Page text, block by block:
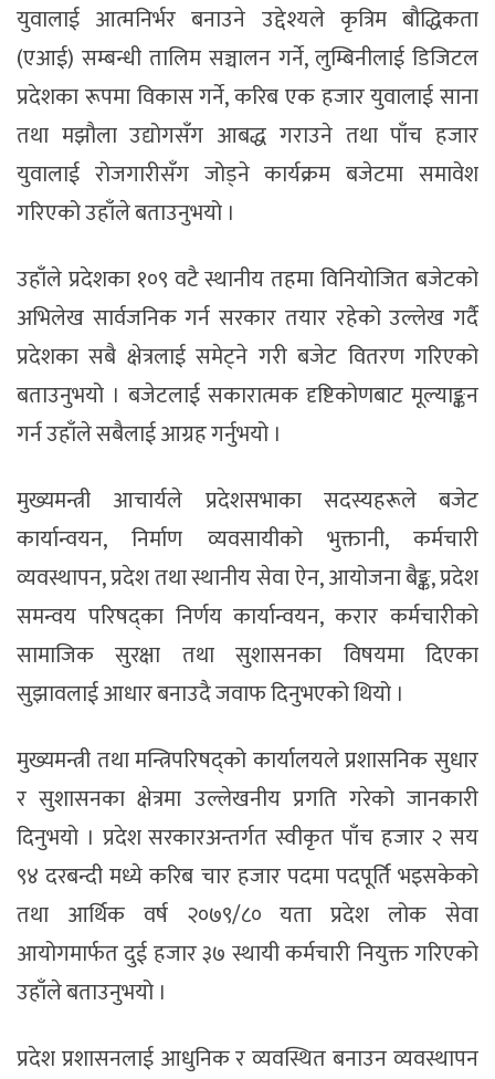
युवालाई आत्मनिर्भर बनाउने उद्देश्यले कृत्रिम बौद्धिकता
(एआई) सम्बन्धी तालिम सञ्चालन गर्ने, लुम्बिनीलाई डिजिटल
प्रदेशका रूपमा विकास गर्ने, करिब एक हजार युवालाई साना
तथा मझौला उद्योगसँग आबद्ध गराउने तथा पाँच हजार
युवालाई रोजगारीसँग जोड्ने कार्यक्रम बजेटमा समावेश
गरिएको उहाँले बताउनुभयो ।
उहाँले प्रदेशका १०९ वटै स्थानीय तहमा विनियोजित बजेटको
अभिलेख सार्वजनिक गर्न सरकार तयार रहेको उल्लेख गर्दै
प्रदेशका सबै क्षेत्रलाई समेट्ने गरी बजेट वितरण गरिएको
बताउनुभयो । बजेटलाई सकारात्मक दृष्टिकोणबाट मूल्याङ्कन
गर्न उहाँले सबैलाई आग्रह गर्नुभयो ।
मुख्यमन्त्री आचार्यले प्रदेशसभाका सदस्यहरूले बजेट
कार्यान्वयन, निर्माण व्यवसायीको भुक्तानी, कर्मचारी
व्यवस्थापन, प्रदेश तथा स्थानीय सेवा ऐन, आयोजना बैङ्क, प्रदेश
समन्वय परिषद्का निर्णय कार्यान्वयन, करार कर्मचारीको
सामाजिक सुरक्षा तथा सुशासनका विषयमा दिएका
सुझावलाई आधार बनाउदै जवाफ दिनुभएको थियो ।
मुख्यमन्त्री तथा मन्त्रिपरिषद्को कार्यालयले प्रशासनिक सुधार
र सुशासनका क्षेत्रमा उल्लेखनीय प्रगति गरेको जानकारी
दिनुभयो । प्रदेश सरकारअन्तर्गत स्वीकृत पाँच हजार २ सय
९४ दरबन्दी मध्ये करिब चार हजार पदमा पदपूर्ति भइसकेको
तथा आर्थिक वर्ष २०७९/८० यता प्रदेश लोक सेवा
आयोगमार्फत दुई हजार ३७ स्थायी कर्मचारी नियुक्त गरिएको
उहाँले बताउनुभयो ।
प्रदेश प्रशासनलाई आधुनिक र व्यवस्थित बनाउन व्यवस्थापन